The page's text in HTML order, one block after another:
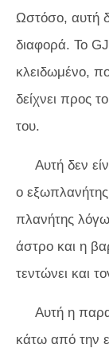
Ωστόσο, αυτή
διαφορά. Το
κλειδωμένο,
δείχνει προς
του.
Αυτή δεν
ο
πλανήτης λόγω
άστρο και η
τεντώνει και
Αυτή η
κάτω από την